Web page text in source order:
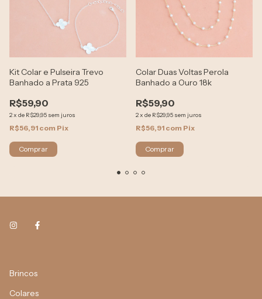
Kit Colar e Pulseira Trevo
Banhado a Prata 925
R$59,90
2x de R$29,95 sem juros
R$56,91 com Pix
Colar Duas Voltas Perola
Banhado a Ouro 18k
R$59,90
2x de R$29,95 sem juros
R$56,91 com Pix
Brincos
Colares